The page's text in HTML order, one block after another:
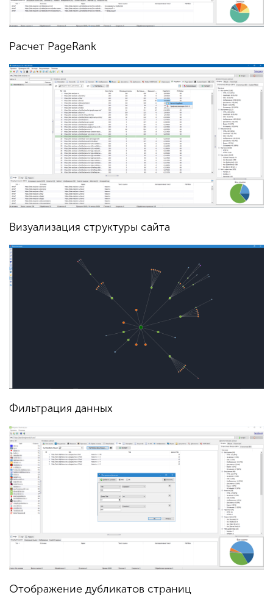
Расчет PageRank
Визуализация структуры сайта
Фильтрация данных
Отображение дубликатов страниц